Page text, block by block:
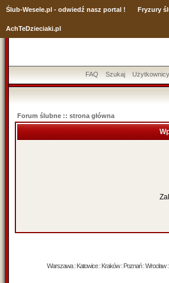
Ślub-Wesele.pl - odwiedź nasz portal ! Fryzury
AchTeDzieciaki.pl
FAQ Szukaj Użytkownicy
Forum ślubne :: strona główna
Warszawa : Katowice : Kraków : Poznań :